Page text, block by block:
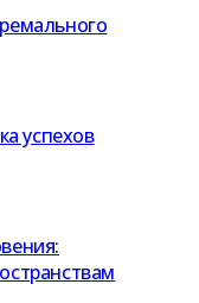
успехов